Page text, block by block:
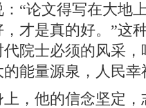
平：绿水青山就是金山银山
“聚焦中央经济工作会议”“治国理
中国共产党成立95周年 森林
章党规“进党校、进课堂、进媒
“论文得写在大地
才是真的好。”这
院士必须的风采
能量源泉，人民
他的信念坚定，